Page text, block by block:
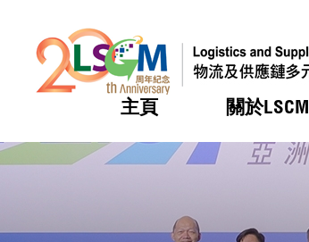
主頁 關於LSCM
熱門
熱門
熱門
熱門
熱門